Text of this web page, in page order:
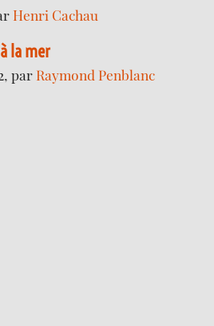
Henri Cachau
la mer
par Raymond Penblanc